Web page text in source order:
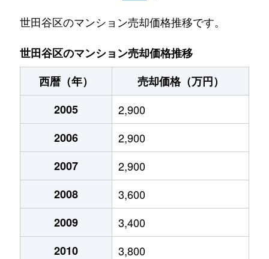
池尻
6,100万円 池尻大橋
池尻
5,700万円 池尻大橋
池尻
8,500万円 池尻大橋
6,300万円
5,500万円
6,200万円
1,300万円
5,400万円
5,200万円
世田谷区のマンション売却価格推移です。
世田谷区のマンション売却価格推移
西暦（年）
売却価格（万円）
2005
2,900
2006
2,900
2007
2,900
2008
3,600
2009
3,400
2010
3,800